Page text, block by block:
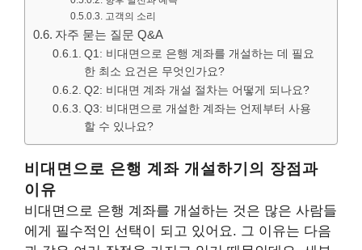
고객의 소리
자주 묻는 질문 Q&A
Q1: 비대면으로 은행 계좌를 개설하는 데 필요
한 최소 요건은 무엇인가요?
Q2: 비대면 계좌 개설 절차는 어떻게 되나요?
Q3: 비대면으로 개설한 계좌는 언제부터 사용
할 수 있나요?
비대면으로 은행 계좌 개설하기의 장점과
이유
비대면으로 은행 계좌를 개설하는 것은 많은 사람들
에게 필수적인 선택이 되고 있어요. 그 이유는 다음